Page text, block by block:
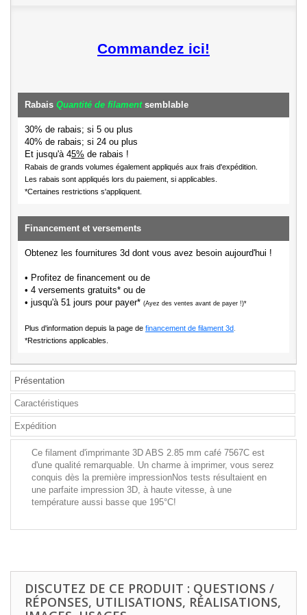
Commandez ici!
Rabais Quantité de filamentsemblable
30% de rabais; si 5 ou plus
40% de rabais; si 24 ou plus
Et jusqu'à 45% de rabais !
Rabais de grands volumes également appliqués aux frais d'expédition.
Les rabais sont appliqués lors du paiement, si applicables.
*Certaines restrictions s'appliquent.
Financement et versements
Obtenez les fournitures 3d dont vous avez besoin aujourd'hui !
• Profitez de financement ou de
• 4 versements gratuits* ou de
• jusqu'à 51 jours pour payer* (Ayez des ventes avant de payer !)*
Plus d'information depuis la page de financement de filament 3d
*Restrictions applicables.
Présentation
Caractéristiques
Expédition
Ce filament d'imprimante 3D ABS 2.85 mm café 7567C est
d'une qualité remarquable. Un charme à imprimer, vous serez
conquis dès la première impressionNos tests résultaient en
une parfaite impression 3D, à haute vitesse, à une
température aussi basse que 195°C!
DISCUTEZ DE CE PRODUIT : QUESTIONS /
RÉPONSES, UTILISATIONS, RÉALISATIONS,